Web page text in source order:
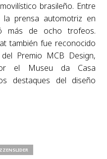
brasileño. Entre
prensa automotriz en
más de ocho trofeos.
también fue reconocido
Premio MCB Design,
el Museu da Casa
destaques del diseño
ZZENSLIDER